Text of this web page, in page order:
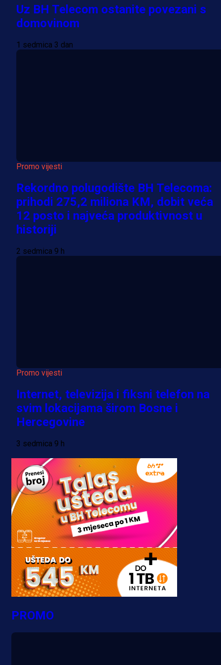
Uz BH Telecom ostanite povezani s
domovinom
1 sedmica 3 dan
Promo vijesti
Rekordno polugodište BH Telecoma:
prihodi 275,2 miliona KM, dobit veća
12 posto i najveća produktivnost u
historiji
2 sedmica 9 h
Promo vijesti
Internet, televizija i fiksni telefon na
svim lokacijama širom Bosne i
Hercegovine
3 sedmica 9 h
PROMO